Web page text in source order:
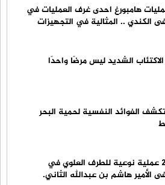
هامبورغ احدى غرف العمليات في
الكندي .. المثالية في التجهيزات
الشديد ليس مرضًا واحدًا
الفوائد النفسية لحمية البحر
نجاح 28 عملية نوعية للطرف العلوي في
الأمير هاشم بن عبدالله الثاني.